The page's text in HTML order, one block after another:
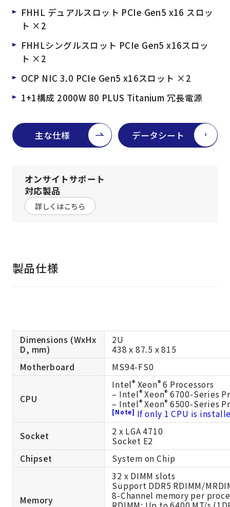
FHHL デュアルスロット PCIe Gen5 x16 スロッ
ト ×2
FHHLシングルスロット PCIe Gen5 x16スロッ
ト ×2
OCP NIC 3.0 PCIe Gen5 x16スロット ×2
1+1構成 2000W 80 PLUS Titanium 冗長電源
主な仕様 データシート
オンサイトサポート
対応製品
詳しくはこちら
製品仕様
Dimensions (WxHx
D, mm)
2U
438 x 87.5 x 815
Motherboard
MS94-FS0
CPU
Intel® Xeon® 6 Processors
– Intel® Xeon® 6700-Series
– Intel® Xeon® 6500-Series
[Note] If only 1 CPU is
Socket
2 x LGA 4710
Socket E2
Chipset
System on Chip
Memory
32 x DIMM slots
Support DDR5 RDIMM/
8-Channel memory per